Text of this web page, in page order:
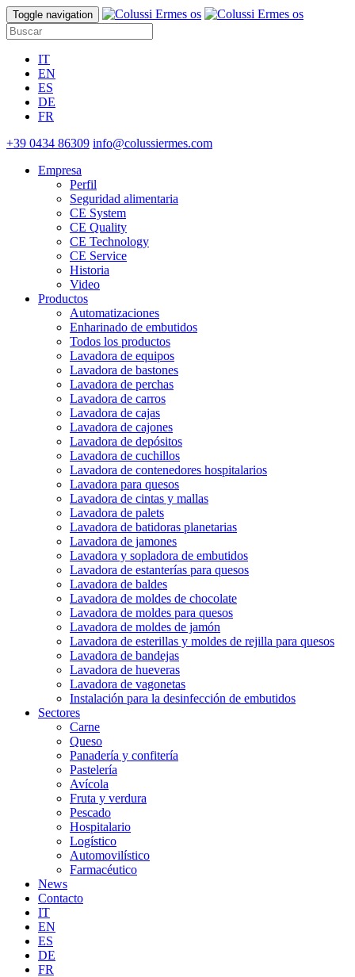
Toggle navigation
IT
EN
ES
DE
FR
+39 0434 86309 info@colussiermes.com
Empresa
Perfil
Seguridad alimentaria
CE System
CE Quality
CE Technology
CE Service
Historia
Video
Productos
Automatizaciones
Enharinado de embutidos
Todos los productos
Lavadora de equipos
Lavadora de bastones
Lavadora de perchas
Lavadora de carros
Lavadora de cajas
Lavadora de cajones
Lavadora de depósitos
Lavadora de cuchillos
Lavadora de contenedores hospitalarios
Lavadora para quesos
Lavadora de cintas y mallas
Lavadora de palets
Lavadora de batidoras planetarias
Lavadora de jamones
Lavadora y sopladora de embutidos
Lavadora de estanterías para quesos
Lavadora de baldes
Lavadora de moldes de chocolate
Lavadora de moldes para quesos
Lavadora de moldes de jamón
Lavadora de esterillas y moldes de rejilla para quesos
Lavadora de bandejas
Lavadora de hueveras
Lavadora de vagonetas
Instalación para la desinfección de embutidos
Sectores
Carne
Queso
Panadería y confitería
Pastelería
Avícola
Fruta y verdura
Pescado
Hospitalario
Logístico
Automovilístico
Farmacéutico
News
Contacto
IT
EN
ES
DE
FR